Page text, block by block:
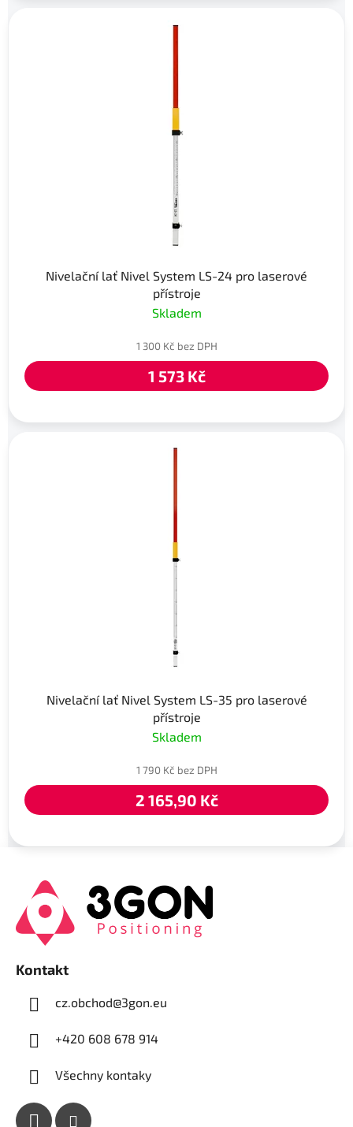
Nivelační lať Nivel System LS-24 pro laserové
přístroje
Skladem
1 300 Kč bez DPH
1 573 Kč
Nivelační lať Nivel System LS-35 pro laserové
přístroje
Skladem
1 790 Kč bez DPH
2 165,90 Kč
Kontakt
cz.obchod@3gon.eu
+420 608 678 914
Všechny kontaky